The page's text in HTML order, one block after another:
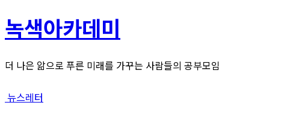
녹색아카데미
더 나은 앎으로 푸른 미래를 가꾸는 사람들의 공부모임
뉴스레터